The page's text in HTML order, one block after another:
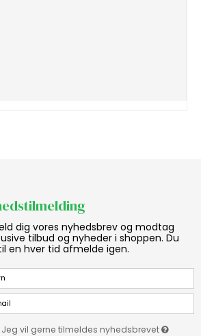
dig vores nyhedsbrev og modtag
tilbud og nyheder i shoppen. Du
en hver tid afmelde igen.
Jeg vil gerne tilmeldes nyhedsbrevet